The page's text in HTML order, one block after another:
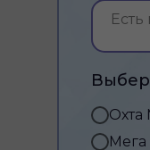
Охта